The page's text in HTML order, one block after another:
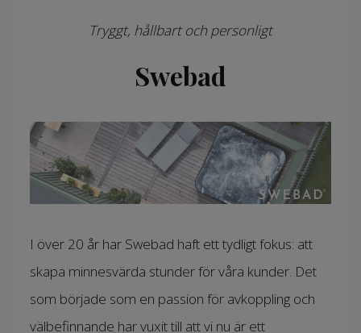
Tryggt, hållbart och personligt
Swebad
I över 20 år har Swebad haft ett tydligt fokus: att
skapa minnesvärda stunder för våra kunder. Det
som började som en passion för avkoppling och
välbefinnande har vuxit till att vi nu är ett